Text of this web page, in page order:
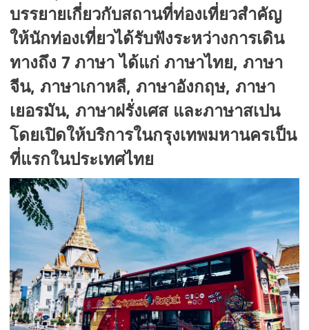
บรรยายเกี่ยวกับสถานที่ท่องเที่ยวสำคัญ
ให้นักท่องเที่ยวได้รับฟังระหว่างการเดิน
ทางถึง7ภาษา ได้แก่ ภาษาไทย, ภาษา
จีน, ภาษาเกาหลี, ภาษาอังกฤษ, ภาษา
เยอรมัน, ภาษาฝรั่งเศส และภาษาสเปน
โดยเปิดให้บริการในกรุงเทพมหานครเป็น
ที่แรกในประเทศไทย